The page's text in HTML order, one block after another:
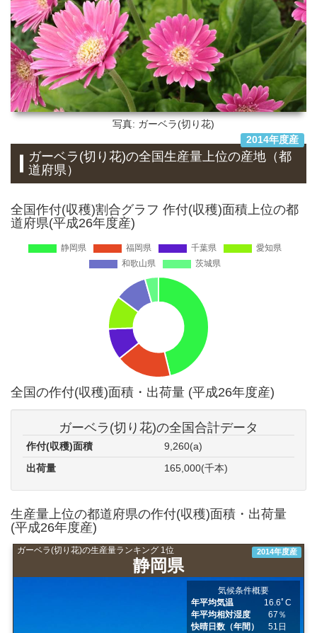
写真: ガーベラ(切り花)
2014年度産
ガーベラ(切り花)の全国生産量上位の産地 （都
道府県）
全国作付(収穫)割合グラフ 作付(収穫)面積上位の都
道府県(平成26年度産)
全国の作付(収穫)面積・出荷量 (平成26年度産)
ガーベラ(切り花)の全国合計データ
作付(収穫)面積
9,260(a)
出荷量
165,000(千本)
生産量上位の都道府県の作付(収穫)面積・出荷量
(平成26年度産)
ガーベラ(切り花)の生産量ランキング 1位
静岡県
2014年度産
気候条件概要
年平均気温
16.6ﾟC
年平均相対湿度
67％
快晴日数（年間）
51日